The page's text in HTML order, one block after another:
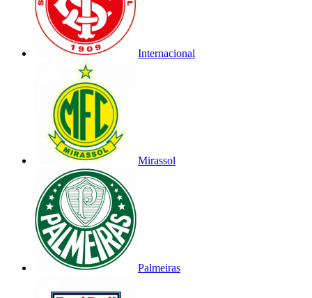
Internacional
Mirassol
Palmeiras